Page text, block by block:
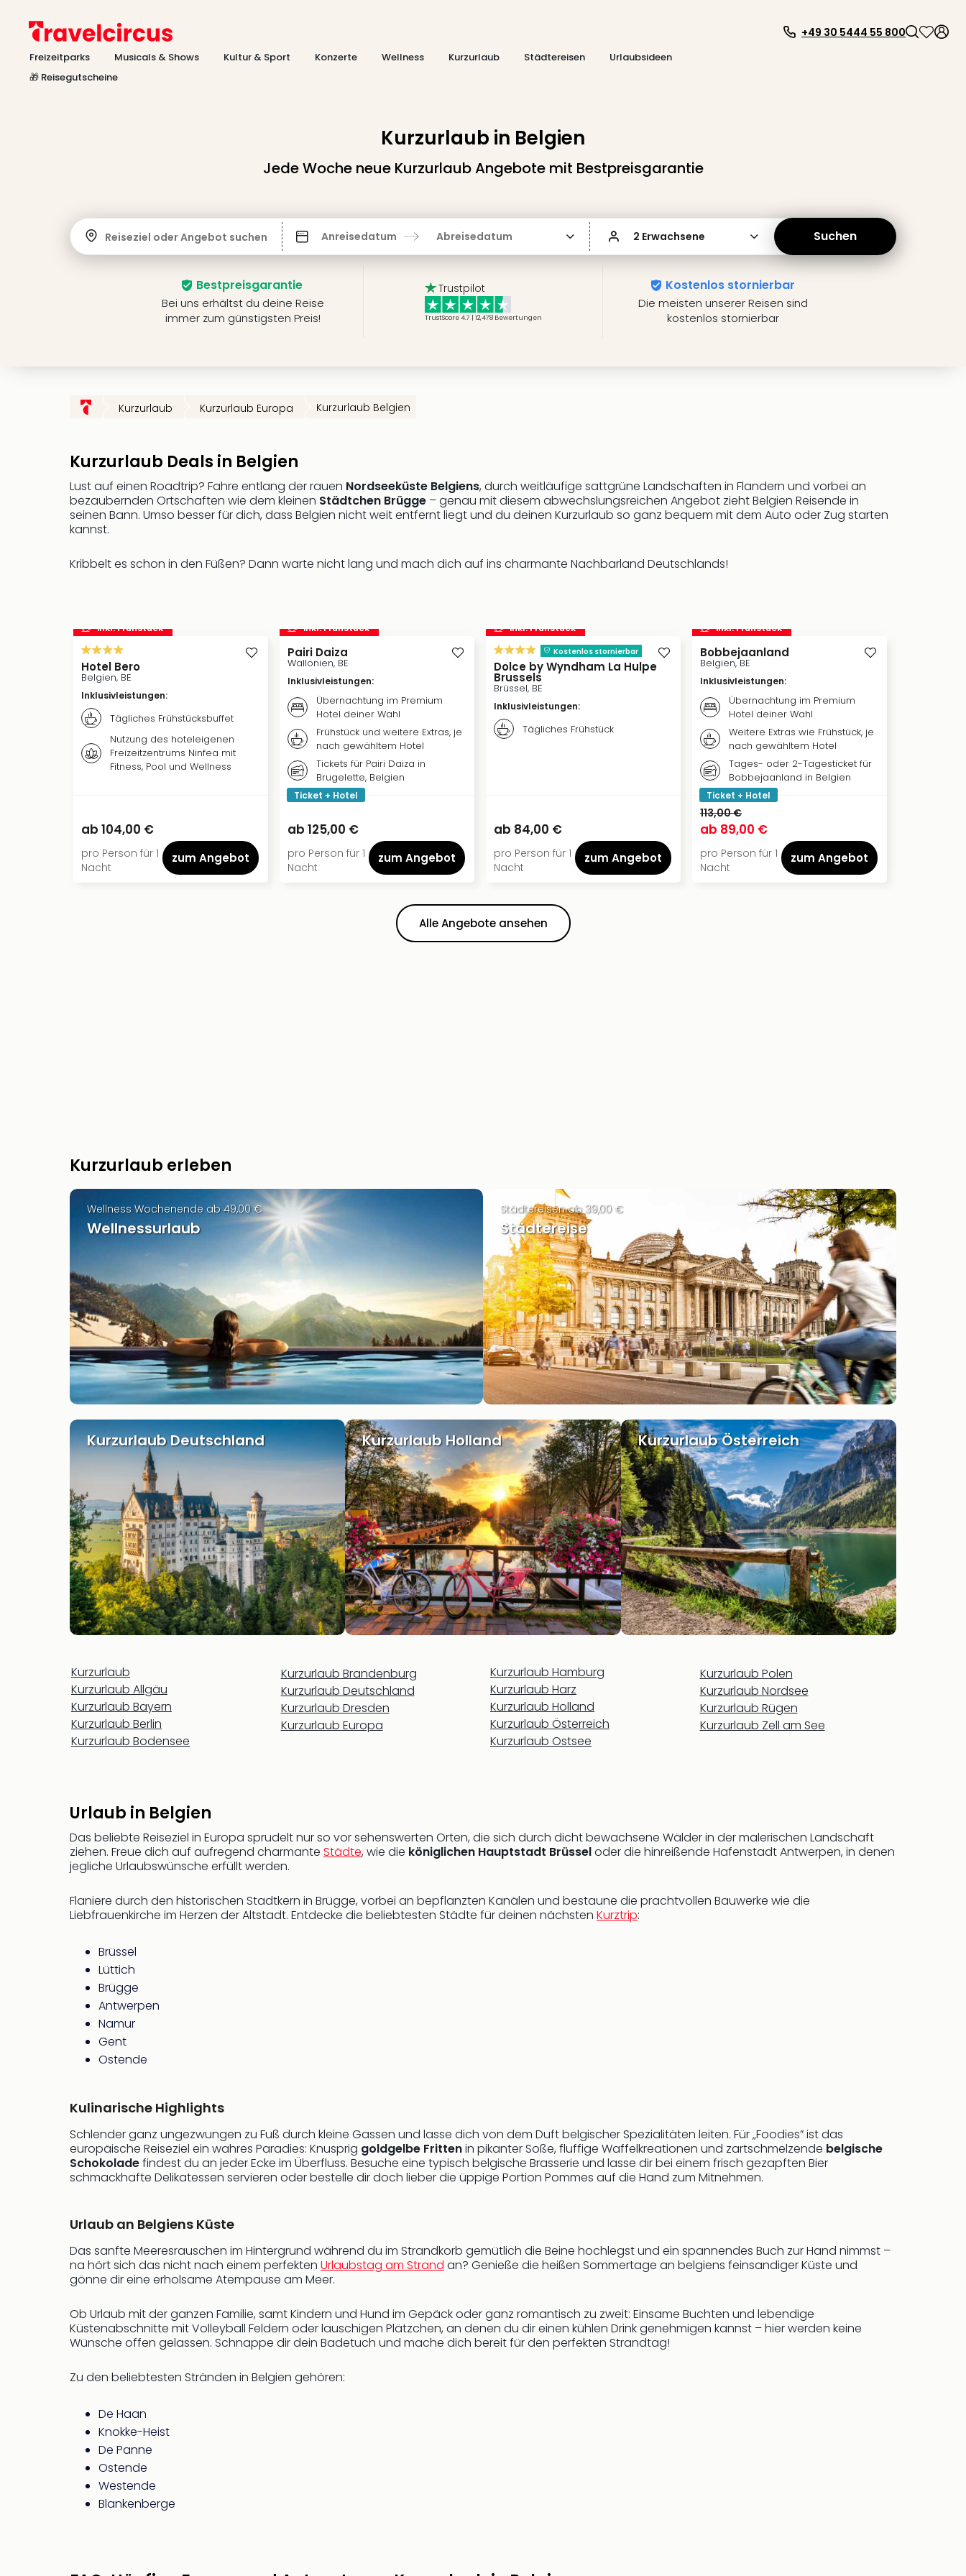
Freizeitparks Musicals & Shows Kultur & Sport Konzerte Wellness Kurzurlaub Städtereisen
Urlaubsideen
🎁 Reisegutscheine
+49 30 5444 55 800
Kurzurlaub in Belgien
Jede Woche neue Kurzurlaub Angebote mit Bestpreisgarantie
Reiseziel oder Angebot suchen Anreisedatum Abreisedatum 2 Erwachsene Suchen
Bestpreisgarantie
Bei uns erhältst du deine Reise
immer zum günstigsten Preis!
Trustpilot
TrustScore 4.7 | 12,478 Bewertungen
Kostenlos stornierbar
Die meisten unserer Reisen sind
kostenlos stornierbar
Kurzurlaub Kurzurlaub Europa Kurzurlaub Belgien
Kurzurlaub Deals in Belgien
Lust auf einen Roadtrip? Fahre entlang der rauen Nordseeküste Belgiens, durch weitläufige sattgrüne Landschaften in Flandern und vorbei an
bezaubernden Ortschaften wie dem kleinen Städtchen Brügge – genau mit diesem abwechslungsreichen Angebot zieht Belgien Reisende in
seinen Bann. Umso besser für dich, dass Belgien nicht weit entfernt liegt und du deinen Kurzurlaub so ganz bequem mit dem Auto oder Zug starten
kannst.
Kribbelt es schon in den Füßen? Dann warte nicht lang und mach dich auf ins charmante Nachbarland Deutschlands!
inkl. Frühstück
Hotel Bero
Belgien, BE
Inklusivleistungen:
Tägliches Frühstücksbuffet
Nutzung des hoteleigenen
Freizeitzentrums Ninfea mit
Fitness, Pool und Wellness
ab 104,00 €
pro Person für 1
Nacht
zum Angebot
inkl. Frühstück
Pairi Daiza
Wallonien, BE
Inklusivleistungen:
Übernachtung im Premium
Hotel deiner Wahl
Frühstück und weitere Extras, je
nach gewähltem Hotel
Tickets für Pairi Daiza in
Brugelette, Belgien
Ticket + Hotel
ab 125,00 €
pro Person für 1
Nacht
zum Angebot
inkl. Frühstück
Kostenlos stornierbar
Dolce by Wyndham La Hulpe
Brussels
Brüssel, BE
Inklusivleistungen:
Tägliches Frühstück
ab 84,00 €
pro Person für 1
Nacht
zum Angebot
inkl. Frühstück
Bobbejaanland
Belgien, BE
Inklusivleistungen:
Übernachtung im Premium
Hotel deiner Wahl
Weitere Extras wie Frühstück, je
nach gewähltem Hotel
Tages- oder 2-Tagesticket für
Bobbejaanland in Belgien
Ticket + Hotel
113,00 €
ab 89,00 €
pro Person für 1
Nacht
zum Angebot
Alle Angebote ansehen
Kurzurlaub erleben
Wellness Wochenende ab 49,00 €
Wellnessurlaub
Städtereisen ab 39,00 €
Städtereise
Kurzurlaub Deutschland Kurzurlaub Holland Kurzurlaub Österreich
Kurzurlaub
Kurzurlaub Allgäu
Kurzurlaub Bayern
Kurzurlaub Berlin
Kurzurlaub Bodensee
Kurzurlaub Brandenburg
Kurzurlaub Deutschland
Kurzurlaub Dresden
Kurzurlaub Europa
Kurzurlaub Hamburg
Kurzurlaub Harz
Kurzurlaub Holland
Kurzurlaub Österreich
Kurzurlaub Ostsee
Kurzurlaub Polen
Kurzurlaub Nordsee
Kurzurlaub Rügen
Kurzurlaub Zell am See
Urlaub in Belgien
Das beliebte Reiseziel in Europa sprudelt nur so vor sehenswerten Orten, die sich durch dicht bewachsene Wälder in der malerischen Landschaft
ziehen. Freue dich auf aufregend charmante Städte, wie die königlichen Hauptstadt Brüsseloder die hinreißende Hafenstadt Antwerpen, in denen
jegliche Urlaubswünsche erfüllt werden.
Flaniere durch den historischen Stadtkern in Brügge, vorbei an bepflanzten Kanälen und bestaune die prachtvollen Bauwerke wie die
Liebfrauenkirche im Herzen der Altstadt. Entdecke die beliebtesten Städte für deinen nächsten Kurztrip:
Brüssel
Lüttich
Brügge
Antwerpen
Namur
Gent
Ostende
Kulinarische Highlights
Schlender ganz ungezwungen zu Fuß durch kleine Gassen und lasse dich von dem Duft belgischer Spezialitäten leiten. Für „Foodies” ist das
europäische Reiseziel ein wahres Paradies: Knusprig goldgelbe Frittenin pikanter Soße, fluffige Waffelkreationen und zartschmelzende belgische
Schokoladefindest du an jeder Ecke im Überfluss. Besuche eine typisch belgische Brasserie und lasse dir bei einem frisch gezapften Bier
schmackhafte Delikatessen servieren oder bestelle dir doch lieber die üppige Portion Pommes auf die Hand zum Mitnehmen.
Urlaub an Belgiens Küste
Das sanfte Meeresrauschen im Hintergrund während du im Strandkorb gemütlich die Beine hochlegst und ein spannendes Buch zur Hand nimmst –
na hört sich das nicht nach einem perfekten Urlaubstag am Strand an? Genieße die heißen Sommertage an belgiens feinsandiger Küste und
gönne dir eine erholsame Atempause am Meer.
Ob Urlaub mit der ganzen Familie, samt Kindern und Hund im Gepäck oder ganz romantisch zu zweit: Einsame Buchten und lebendige
Küstenabschnitte mit Volleyball Feldern oder lauschigen Plätzchen, an denen du dir einen kühlen Drink genehmigen kannst – hier werden keine
Wünsche offen gelassen. Schnappe dir dein Badetuch und mache dich bereit für den perfekten Strandtag!
Zu den beliebtesten Stränden in Belgien gehören:
De Haan
Knokke-Heist
De Panne
Ostende
Westende
Blankenberge